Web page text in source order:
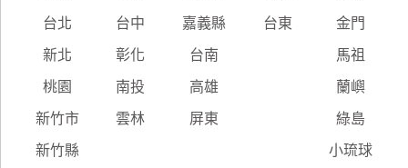
台北 台中 嘉義縣 台東 金門
新北 彰化 台南 馬祖
桃園 南投 高雄 蘭嶼
新竹市 雲林 屏東 綠島
新竹縣 小琉球